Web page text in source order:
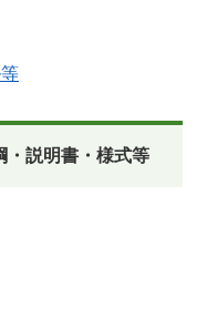
・説明書・様式等